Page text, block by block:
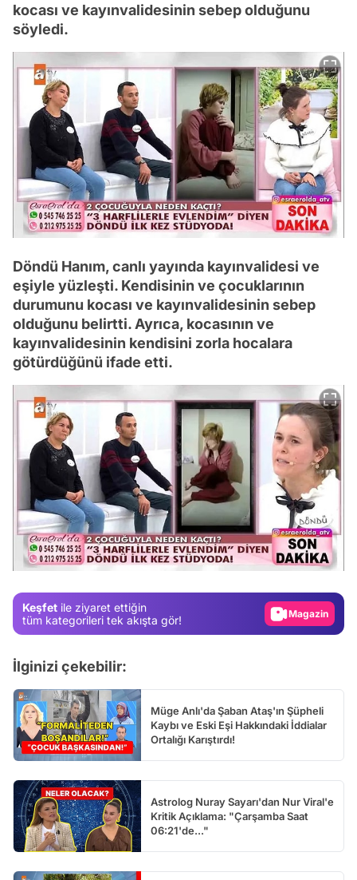
kocası ve kayınvalidesinin sebep olduğunu
söyledi.
Döndü Hanım, canlı yayında kayınvalidesi ve
eşiyle yüzleşti. Kendisinin ve çocuklarının
durumunu kocası ve kayınvalidesinin sebep
olduğunu belirtti. Ayrıca, kocasının ve
kayınvalidesinin kendisini zorla hocalara
götürdüğünü ifade etti.
Keşfet ile ziyaret ettiğin
tüm kategorileri tek akışta gör!
Video
Test
Magazin
İlginizi çekebilir:
Müge Anlı'da Şaban Ataş'ın Şüpheli
Kaybı ve Eski Eşi Hakkındaki İddialar
Ortalığı Karıştırdı!
Astrolog Nuray Sayarı'dan Nur Viral'e
Kritik Açıklama: "Çarşamba Saat
06:21'de..."